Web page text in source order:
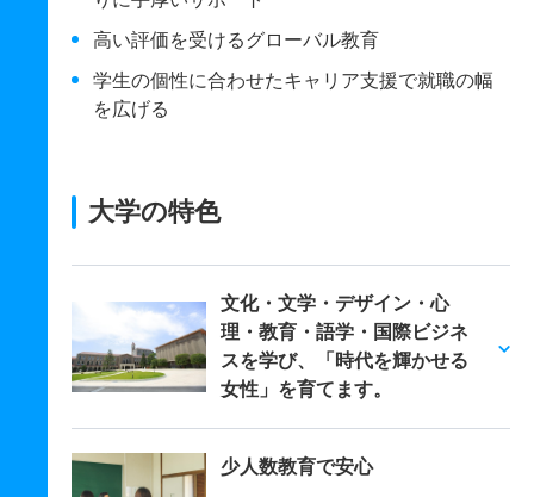
高い評価を受けるグローバル教育
学生の個性に合わせたキャリア支援で就職の幅
を広げる
大学の特色
文化・文学・デザイン・心
理・教育・語学・国際ビジネ
スを学び、「時代を輝かせる
女性」を育てます。
少人数教育で安心